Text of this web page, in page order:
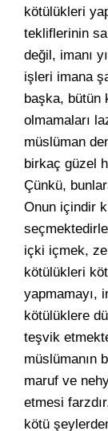
kötülükleri
tekliflerinin
değil, imanı
işleri imana
başka, bütün
olmamaları
müslüman
birkaç güzel
Çünkü,
Onun içindir
içki içmek,
kötülükleri
yapmamayı,
kötülüklere
teşvik
müslümanın
maruf ve
etmesi
kötü